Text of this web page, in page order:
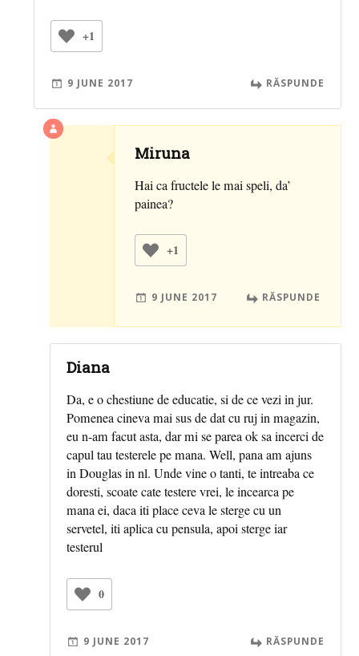
+1
9 JUNE 2017 RĂSPUNDE
Miruna
Hai ca fructele le mai speli, da’
painea?
+1
9 JUNE 2017 RĂSPUNDE
Diana
Da, e o chestiune de educatie, si de ce vezi in jur.
Pomenea cineva mai sus de dat cu ruj in magazin,
eu n-am facut asta, dar mi se parea ok sa incerci de
capul tau testerele pe mana. Well, pana am ajuns
in Douglas in nl. Unde vine o tanti, te intreaba ce
doresti, scoate cate testere vrei, le incearca pe
mana ei, daca iti place ceva le sterge cu un
servetel, iti aplica cu pensula, apoi sterge iar
testerul
0
9 JUNE 2017 RĂSPUNDE